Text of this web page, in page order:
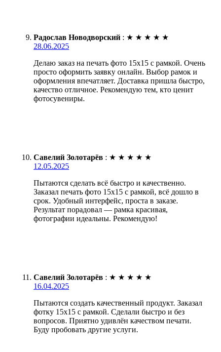
Радослав Новодворский : ★ ★ ★ ★ ★
28.06.2025
Делаю заказ на печать фото 15х15 с рамкой. Очень
просто оформить заявку онлайн. Выбор рамок и
оформления впечатляет. Доставка пришла быстро,
качество отличное. Рекомендую тем, кто ценит
фотосувениры.
Савелий Золотарёв : ★ ★ ★ ★ ★
12.05.2025
Пытаются сделать всё быстро и качественно.
Заказал печать фото 15х15 с рамкой, всё дошло в
срок. Удобный интерфейс, проста в заказе.
Результат порадовал — рамка красивая,
фотографии идеальны. Рекомендую!
Савелий Золотарёв : ★ ★ ★ ★ ★
16.04.2025
Пытаются создать качественный продукт. Заказал
фотку 15х15 с рамкой. Сделали быстро и без
вопросов. Приятно удивлён качеством печати.
Буду пробовать другие услуги.